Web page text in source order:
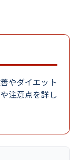
やダイエット
注意点を詳し